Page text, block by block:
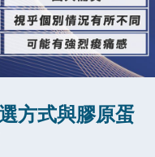
方式與膠原蛋